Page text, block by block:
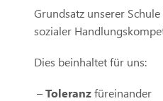
Grundsatz unserer
sozialer
Dies beinhaltet für uns:
–Toleranzfüreinander